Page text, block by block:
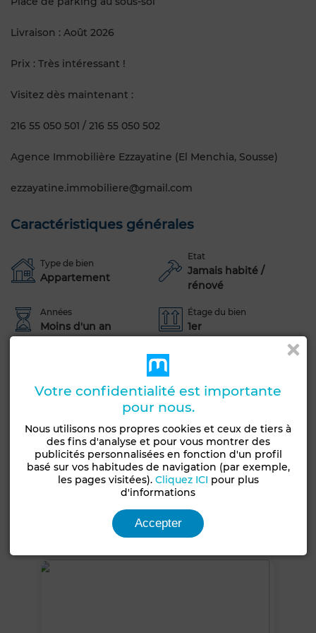
Livraison : Août 2026
Prix : Très intéressant !
Visitez dès maintenant :
216 55 050 501 / 216 55 050 502
Agence Immobilière Ezzayatine (El Menchia, Sousse)
ezzayatine.immobiliere@gmail.com
Caractéristiques générales
Type de bien
Appartement
Etat
Jamais habité /
rénové
Années
Moins d'un an
Étage du bien
1er
Jardin Terrasse Garage Ascenseur
Concierge Façade extérieure
Salon européen Antenne parabolique Climatisation
Chauffage central Sécurité Double vitrage
Porte blindée Cuisine équipée Réfrigérateur
Voir plus de photos
Votre confidentialité est importante
pour nous.
Nous utilisons nos propres cookies et ceux de tiers à
des fins d'analyse et pour vous montrer des
publicités personnalisées en fonction d'un profil
basé sur vos habitudes de navigation (par exemple,
les pages visitées). Cliquez ICI pour plus
d'informations
Accepter